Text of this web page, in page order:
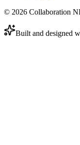
© 2026 Collaboration
Built and designed